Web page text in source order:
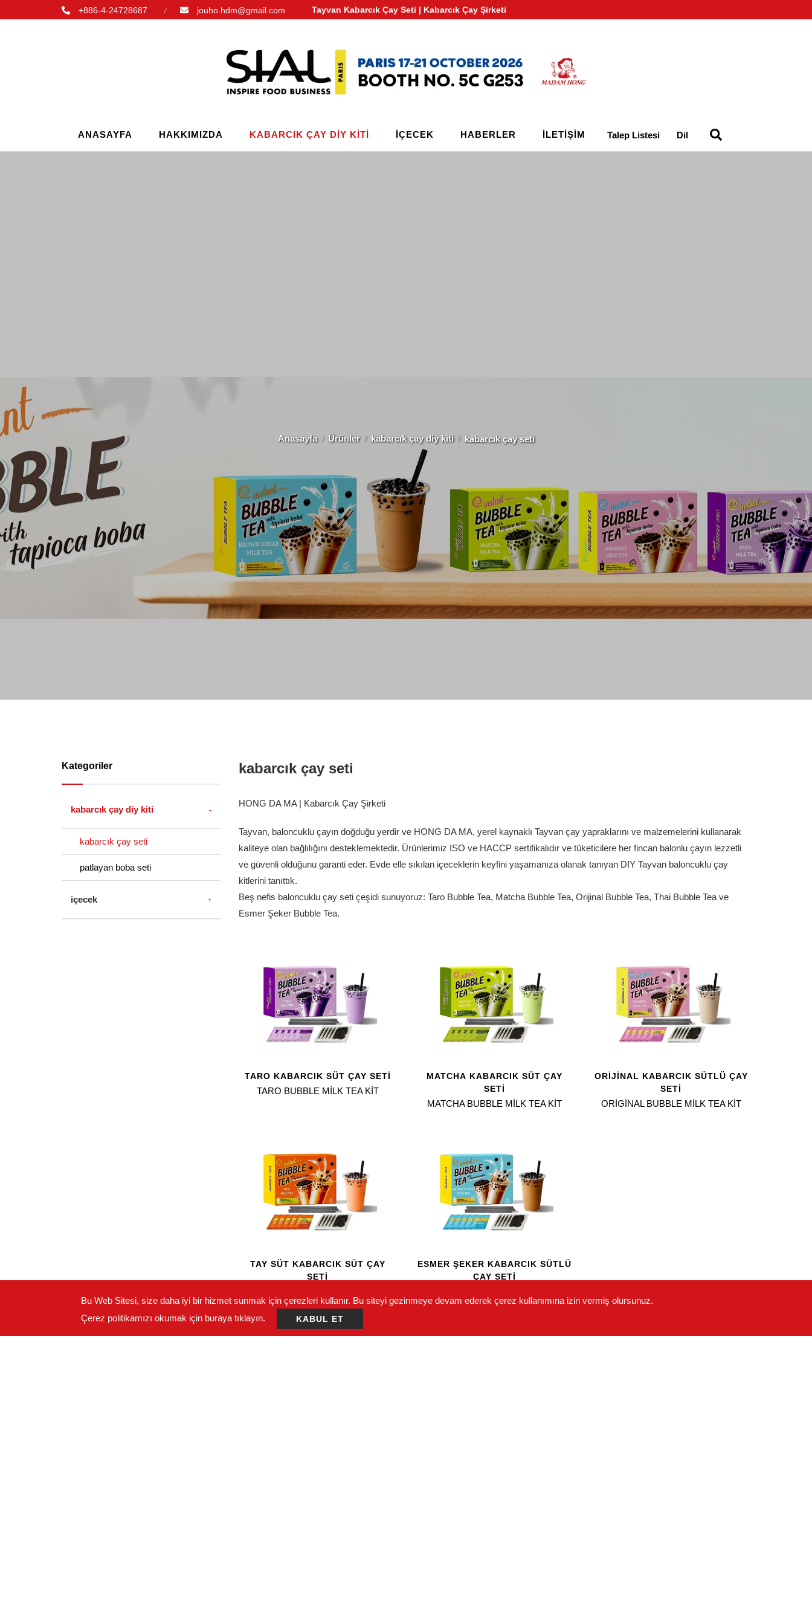
+886-4-24728687 jouho.hdm@gmail.com Tayvan Kabarcık Çay Seti | Kabarcık Çay Şirketi
ANASAYFA HAKKIMIZDA KABARCIK ÇAY DIY KITI IÇECEK HABERLER İLETIŞIM Talep Listesi Dil
Anasayfa Ürünler kabarcık çay diy kiti kabarcık çay seti
Kategoriler
kabarcık çay diy kiti
kabarcık çay seti
patlayan boba seti
içecek
kabarcık çay seti
HONG DA MA | Kabarcık Çay Şirketi
Tayvan, baloncuklu çayın doğduğu yerdir ve HONG DA MA, yerel kaynaklı Tayvan çay yapraklarını ve malzemelerini kullanarak
kaliteye olan bağlılığını desteklemektedir. Ürünlerimiz ISO ve HACCP sertifikalıdır ve tüketicilere her fincan balonlu çayın lezzetli
ve güvenli olduğunu garanti eder. Evde elle sıkılan içeceklerin keyfini yaşamanıza olanak tanıyan DIY Tayvan baloncuklu çay
kitlerini tanıttık.
Beş nefis baloncuklu çay seti çeşidi sunuyoruz: Taro Bubble Tea, Matcha Bubble Tea, Orijinal Bubble Tea, Thai Bubble Tea ve
Esmer Şeker Bubble Tea.
TARO KABARCIK SÜT ÇAY SETI
TARO BUBBLE MILK TEA KIT
MATCHA KABARCIK SÜT ÇAY
SETI
MATCHA BUBBLE MILK TEA KIT
ORIJINAL KABARCIK SÜTLÜ ÇAY
SETI
ORIGINAL BUBBLE MILK TEA KIT
TAY SÜT KABARCIK SÜT ÇAY
SETI
ESMER ŞEKER KABARCIK SÜTLÜ
ÇAY SETI
KIT
Bu Web Sitesi, size daha iyi bir hizmet sunmak için çerezleri kullanır. Bu siteyi gezinmeye devam ederek çerez kullanımına izin vermiş olursunuz.
Çerez politikamızı okumak için buraya tıklayın.
KABUL ET